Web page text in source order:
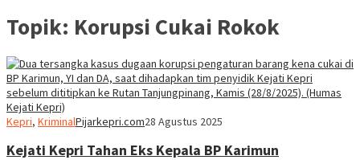
Topik: Korupsi Cukai Rokok
Kepri, KriminalPijarkepri.com28 Agustus 2025
Kejati Kepri Tahan Eks Kepala BP Karimun